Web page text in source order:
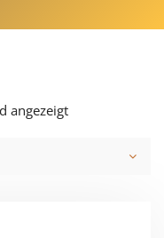
angezeigt